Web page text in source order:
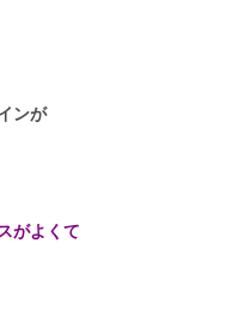
ンが
がよくて